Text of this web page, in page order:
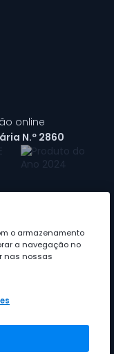
online
N.º 2860
o armazenamento
a navegação no
nas nossas